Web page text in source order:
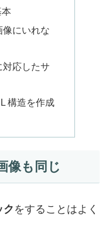
にいれな
対応したサ
構造を作成
像も同じ
ク をすることはよく